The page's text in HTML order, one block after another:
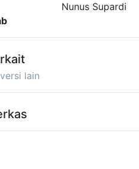
Nunus Supardi
lain